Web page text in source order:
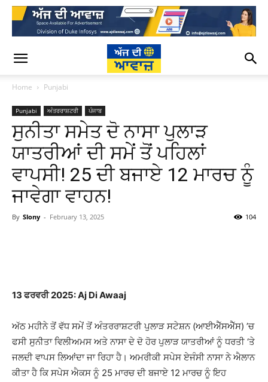
Home Punjabi
Punjabi ਅੰਤਰਰਾਸ਼ਟਰੀ ਪੰਜਾਬ
ਸੁਨੀਤਾ ਸਮੇਤ ਦੋ ਨਾਸਾ ਪੁਲਾੜ
ਯਾਤਰੀਆਂ ਦੀ ਸਮੇਂ ਤੋਂ ਪਹਿਲਾਂ
ਵਾਪਸੀ! 25 ਦੀ ਬਜਾਏ 12 ਮਾਰਚ ਨੂੰ
ਜਾਵੇਗਾ ਵਾਹਨ!
By Slony - February 13, 2025 104
13 ਫਰਵਰੀ 2025: Aj Di Awaaj
ਅੱਠ ਮਹੀਨੇ ਤੋਂ ਵੱਧ ਸਮੇਂ ਤੋਂ ਅੰਤਰਰਾਸ਼ਟਰੀ ਪੁਲਾੜ ਸਟੇਸ਼ਨ (ਆਈਐੱਸਐੱਸ) ’ਚ
ਫਸੀ ਸੁਨੀਤਾ ਵਿਲੀਅਮਸ ਅਤੇ ਨਾਸਾ ਦੇ ਦੋ ਹੋਰ ਪੁਲਾੜ ਯਾਤਰੀਆਂ ਨੂੰ ਧਰਤੀ ‘ਤੇ
ਜਲਦੀ ਵਾਪਸ ਲਿਆਂਦਾ ਜਾ ਰਿਹਾ ਹੈ। ਅਮਰੀਕੀ ਸਪੇਸ ਏਜੰਸੀ ਨਾਸਾ ਨੇ ਐਲਾਨ
ਕੀਤਾ ਹੈ ਕਿ ਸਪੇਸ ਐਕਸ ਨੂੰ 25 ਮਾਰਚ ਦੀ ਬਜਾਏ 12 ਮਾਰਚ ਨੂੰ ਇਹ